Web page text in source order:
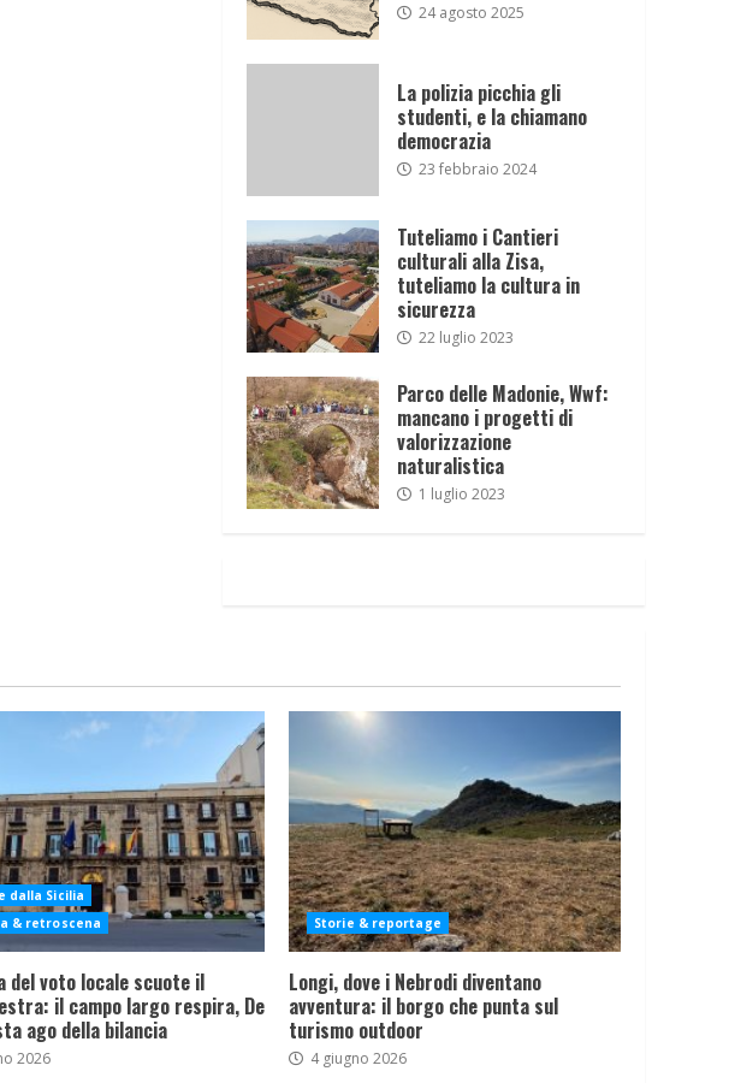
24 agosto 2025
La polizia picchia gli
studenti, e la chiamano
democrazia
23 febbraio 2024
Tuteliamo i Cantieri
culturali alla Zisa,
tuteliamo la cultura in
sicurezza
22 luglio 2023
Parco delle Madonie, Wwf:
mancano i progetti di
valorizzazione
naturalistica
1 luglio 2023
dalla Sicilia
& retroscena
del voto locale scuote il
il campo largo respira, De
ago della bilancia
2026
Storie & reportage
Longi, dove i Nebrodi diventano
avventura: il borgo che punta sul
turismo outdoor
4 giugno 2026